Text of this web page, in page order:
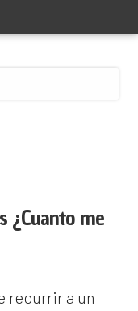
¿Cuanto me
recurrir a un